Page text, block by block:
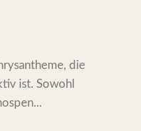
die
ist. Sowohl